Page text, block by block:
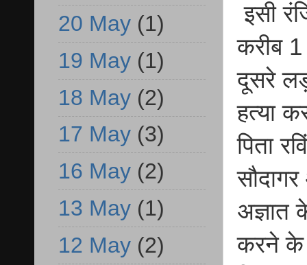
इसी
करीब
दूसरे
हत्या
पिता
अज्ञात
करने के
20 May (1)
19 May (1)
18 May (2)
17 May (3)
16 May (2)
13 May (1)
12 May (2)